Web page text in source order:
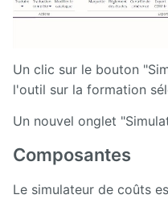
Un clic sur le bouton
l'outil sur la formation
Un nouvel onglet
Composantes
Le simulateur de coûts